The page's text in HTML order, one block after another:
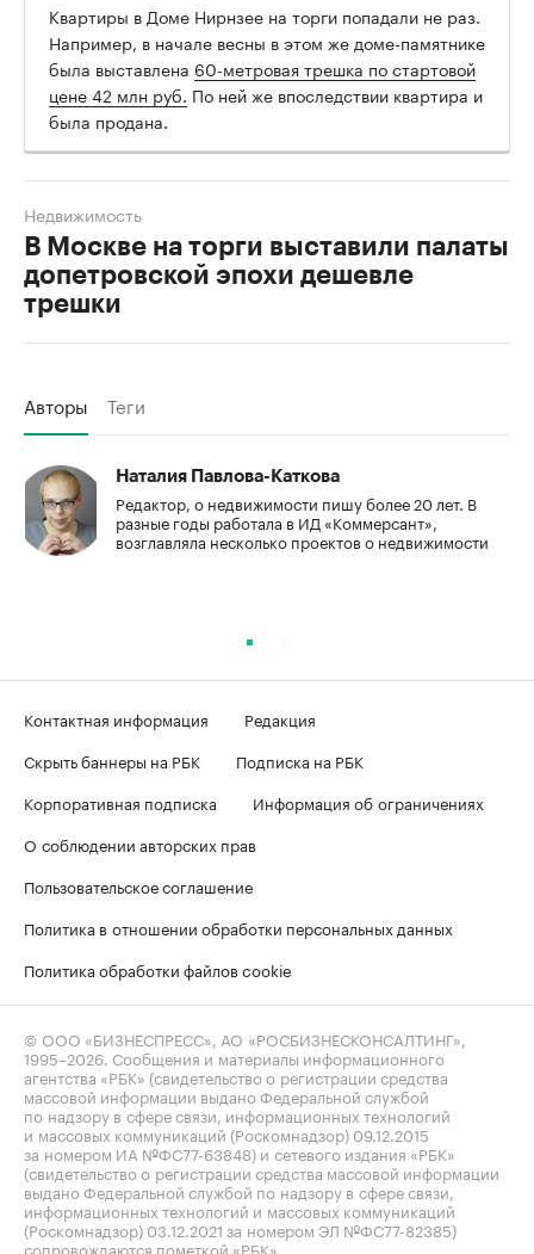
Квартиры в Доме Нирнзее на торги попадали не раз.
Например, в начале весны в этом же доме-памятнике
была выставлена 60-метровая трешка по стартовой
цене 42 млн руб. По ней же впоследствии квартира и
была продана.
В Москве на торги выставили палаты
допетровской эпохи дешевле
трешки
Недвижимость
Авторы Теги
Наталия Павлова-Каткова
Редактор, о недвижимости пишу более 20 лет. В
разные годы работала в ИД «Коммерсант»,
возглавляла несколько проектов о недвижимости
Контактная информация
Редакция
Скрыть баннеры на РБК
Подписка на РБК
Корпоративная подписка
Информация об ограничениях
О соблюдении авторских прав
Пользовательское соглашение
Политика в отношении обработки персональных данных
Политика обработки файлов cookie
© ООО «БИЗНЕСПРЕСС», АО «РОСБИЗНЕСКОНСАЛТИНГ»,
1995–2026 . Сообщения и материалы информационного
агентства «РБК» (свидетельство о регистрации средства
массовой информации выдано Федеральной службой
по надзору в сфере связи, информационных технологий
и массовых коммуникаций (Роскомнадзор) 09.12.2015
за номером ИА №ФС77-63848) и сетевого издания «РБК»
(свидетельство о регистрации средства массовой информации
выдано Федеральной службой по надзору в сфере связи,
информационных технологий и массовых коммуникаций
(Роскомнадзор) 03.12.2021 за номером ЭЛ №ФС77-82385)
сопровождаются пометкой «РБК».